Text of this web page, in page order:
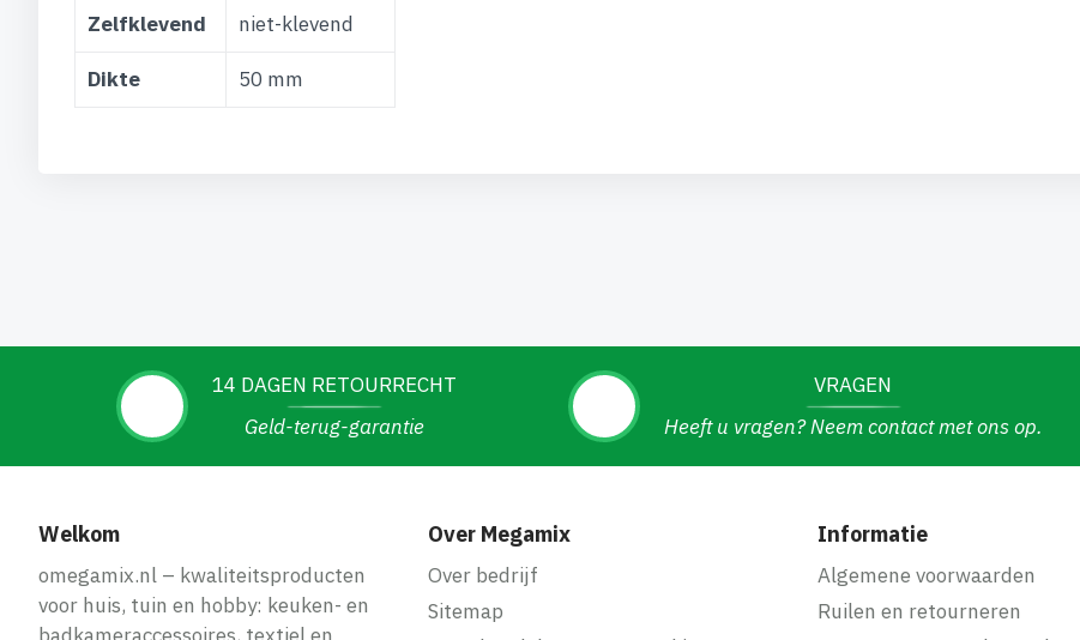
Zelfklevend niet-klevend
Dikte 50 mm
14 DAGEN RETOURRECHT
Geld-terug-garantie
VRAGEN
Heeft u vragen? Neem contact met ons op.
Welkom
omegamix.nl – kwaliteitsproducten
voor huis, tuin en hobby: keuken- en
Over Megamix
Over bedrijf
Sitemap
Informatie
Algemene voorwaarden
Ruilen en retourneren